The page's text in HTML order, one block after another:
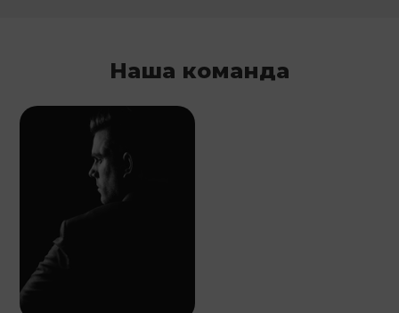
Наша команда